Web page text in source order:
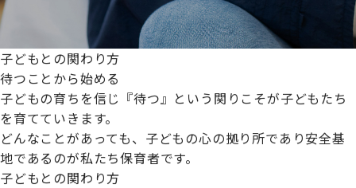
子どもとの関わり方
待つことから始める
子どもの育ちを信じ『待つ』という関りこそが子どもたち
を育てていきます。
どんなことがあっても、子どもの心の拠り所であり安全基
地であるのが私たち保育者です。
子どもとの関わり方